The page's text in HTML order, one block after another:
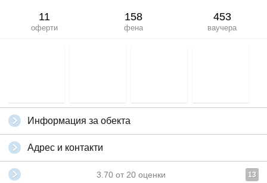
11
оферти
158
фена
453
ваучера
Информация за обекта
Адрес и контакти
3.70 от 20 оценки 13